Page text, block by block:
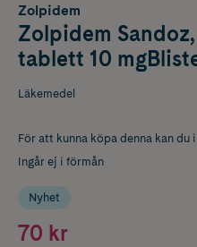
Zolpidem
Zolpidem
tablett 10
Läkemedel
För att kunna köpa denna kan du
Ingår ej i förmån
Nyhet
70 kr